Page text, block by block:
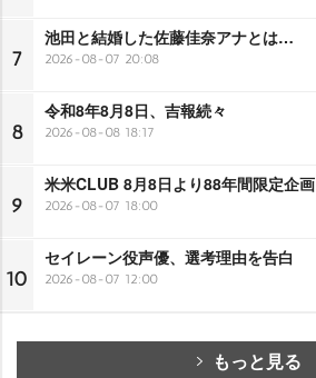
7
池田と結婚した佐藤佳奈アナとは…
2026-08-07 20:08
8
令和8年8月8日、吉報続々
2026-08-08 18:17
9
米米CLUB 8月8日より88年間限定企画
2026-08-07 18:00
10
セイレーン役声優、選考理由を告白
2026-08-07 12:00
もっと見る